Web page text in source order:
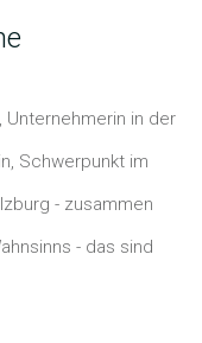
Unternehmerin in der
Schwerpunkt im
- zusammen
- das sind